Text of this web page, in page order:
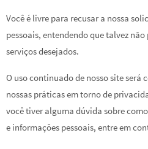
Você é livre para recusar a nossa
pessoais, entendendo que talvez
serviços desejados.
O uso continuado de nosso site será
nossas práticas em torno de
você tiver alguma dúvida sobre
e informações pessoais, entre em